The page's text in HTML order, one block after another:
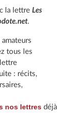
la lettre Les
.
tous les
: récits,
nos lettresdéjà